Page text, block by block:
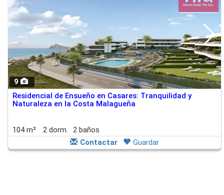
9
Residencial de Ensueño en Casares: Tranquilidad y
Naturaleza en la Costa Malagueña
104 m² 2 dorm.
2 baños
Contactar
Guardar